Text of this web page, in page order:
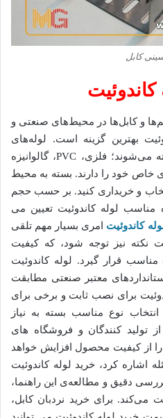
کابل
کاندوئیت
و کابل‌ها در محیط‌های صنعتی و
بهترین گزینه است. لوله‌های
کاندوئیت از مواد مختلفی ساخته می‌شوند؛ فلزی، PVC، گالوانیزه
خاص خود را دارند. بسته به محیط
و خریداری کنید. بر حسب حجم
مناسب لوله کاندوئیت تعیین می
کاندوئیت امری بسیار مهم تلقی
نکته نیز توجه شود، که کیفیت
قرار گیرد. لوله کاندوئیت
معتبر صنعتی مطابقت
برای نصب ثابت و برخی برای
نوع مناسب بسته به نیاز
تولید کنندگان و فروشگاه های
را از کیفیت محصول افزایش خواهد
اشاره کرد، خرید لوله کاندوئیت
دقیق و مطالعه‌ی این راهنما،
می‌کند. برای خرید نردبان کابل،